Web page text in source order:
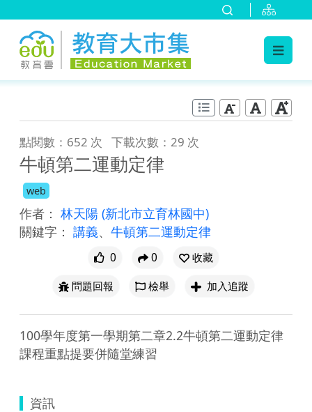
點閱數：652 次 下載次數：29 次
牛頓第二運動定律
web
作者： 林天陽 (新北市立育林國中)
關鍵字： 講義、 牛頓第二運動定律
0 0
收藏
問題回報
檢舉 加入追蹤
100學年度第一學期第二章2.2牛頓第二運動定律
課程重點提要併隨堂練習
資訊